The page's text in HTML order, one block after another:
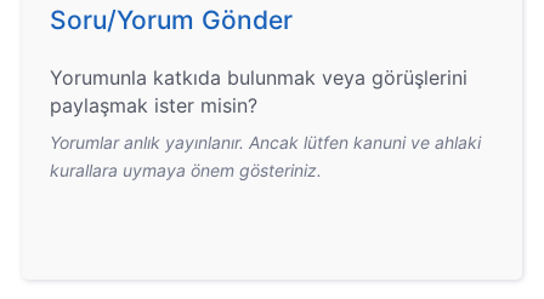
Soru/Yorum Gönder
Yorumunla katkıda bulunmak veya görüşlerini
paylaşmak ister misin?
Yorumlar anlık yayınlanır. Ancak lütfen kanuni ve ahlaki
kurallara uymaya önem gösteriniz.